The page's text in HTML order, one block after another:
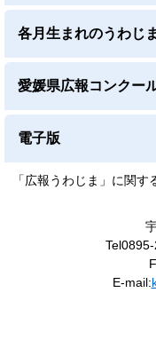
各月生まれのうわじ
愛媛県広報コンクー
電子版
「広報うわじま」に関
E-mail: